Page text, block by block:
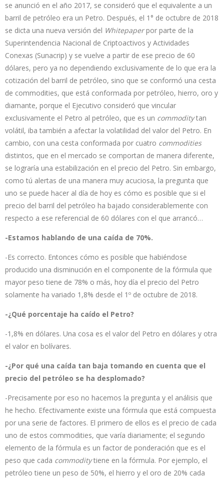
se anunció en el año 2017, se consideró que el equivalente a un
barril de petróleo era un Petro. Después, el 1° de octubre de 2018
se dicta una nueva versión del Whitepaperpor parte de la
Superintendencia Nacional de Criptoactivos y Actividades
Conexas (Sunacrip) y se vuelve a partir de ese precio de 60
dólares, pero ya no dependiendo exclusivamente de lo que era la
cotización del barril de petróleo, sino que se conformó una cesta
de commodities, que está conformada por petróleo, hierro, oro y
diamante, porque el Ejecutivo consideró que vincular
exclusivamente el Petro al petróleo, que es un commoditytan
volátil, iba también a afectar la volatilidad del valor del Petro. En
cambio, con una cesta conformada por cuatro commodities
distintos, que en el mercado se comportan de manera diferente,
se lograría una estabilización en el precio del Petro. Sin embargo,
como tú alertas de una manera muy acuciosa, la pregunta que
uno se puede hacer al día de hoy es cómo es posible que si el
precio del barril del petróleo ha bajado considerablemente con
respecto a ese referencial de 60 dólares con el que arrancó…
-Estamos hablando de una caída de 70%.
-Es correcto. Entonces cómo es posible que habiéndose
producido una disminución en el componente de la fórmula que
mayor peso tiene de 78% o más, hoy día el precio del Petro
solamente ha variado 1,8% desde el 1º de octubre de 2018.
-¿Qué porcentaje ha caído el Petro?
-1,8% en dólares. Una cosa es el valor del Petro en dólares y otra
el valor en bolívares.
-¿Por qué una caída tan baja tomando en cuenta que el
precio del petróleo se ha desplomado?
-Precisamente por eso no hacemos la pregunta y el análisis que
he hecho. Efectivamente existe una fórmula que está compuesta
por una serie de factores. El primero de ellos es el precio de cada
uno de estos commodities, que varía diariamente; el segundo
elemento de la fórmula es un factor de ponderación que es el
peso que cada commoditytiene en la fórmula. Por ejemplo, el
petróleo tiene un peso de 50%, el hierro y el oro de 20% cada